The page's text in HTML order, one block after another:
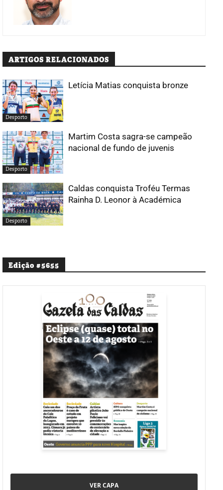
ARTIGOS RELACIONADOS
Desporto
Letícia Matias conquista bronze
Desporto
Martim Costa sagra-se campeão
nacional de fundo de juvenis
Desporto
Caldas conquista Troféu Termas
Rainha D. Leonor à Académica
Edição #5655
VER CAPA